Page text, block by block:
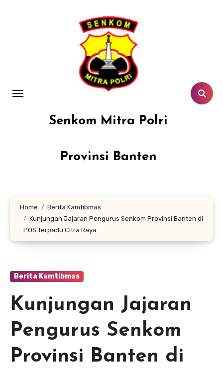
Senkom Mitra Polri
Provinsi Banten
Home
Berita Kamtibmas
Kunjungan Jajaran Pengurus Senkom Provinsi Banten di
POS Terpadu Citra Raya
Berita Kamtibmas
Kunjungan Jajaran
Pengurus Senkom
Provinsi Banten di